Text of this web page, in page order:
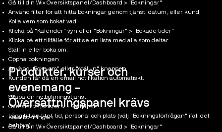
Gå till din Wix Översiktspanel/Dashboard > "Bokningar"
Använd filter för att hitta bokningar genom tjänst, datum, eller kund.
Kolla vem som bokat vad:
Klicka på "Kalender" vyn eller "Bokningar" > "Bokade tider"
Klicka på ett tillfälle för att se en lista med alla som deltar.
Ställ in eller boka om:
Öppna bokningen
Använd "Boka om" eller "ställ in" knappen
Kunden får då en email notifikation automatiskt.
Skapa en ny bokningstjänst:
Översikt > Tjänster > + Ny tjänst
Lägg till en titel, tid, personal och plats (välj "Bokningsförfrågan" ifall det
behövs)
Produkter, kurser och
evenemang –
Översättningspanel krävs
Kolla bokningar:
Gå till din Wix Översiktspanel/Dashboard > "Bokningar"